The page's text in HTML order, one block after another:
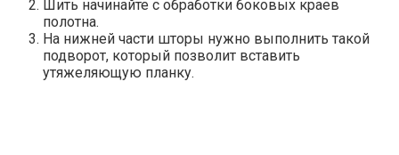
Шить начинайте с обработки боковых краев
полотна.
На нижней части шторы нужно выполнить такой
подворот, который позволит вставить
утяжеляющую планку.